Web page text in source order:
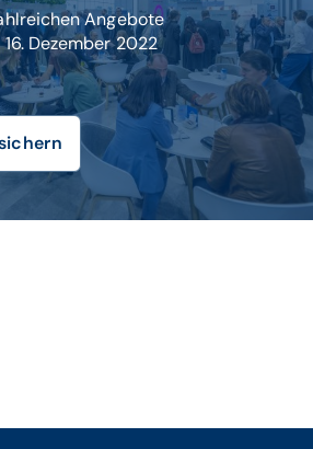
Angebote
16. Dezember 2022